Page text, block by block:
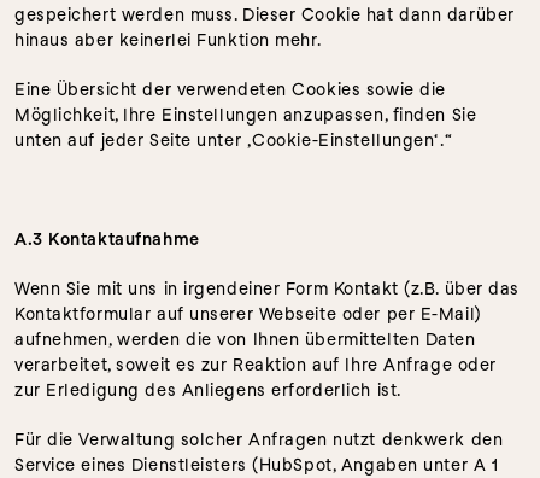
gespeichert werden muss. Dieser Cookie hat dann darüber
hinaus aber keinerlei Funktion mehr.
Eine Übersicht der verwendeten Cookies sowie die
Möglichkeit, Ihre Einstellungen anzupassen, finden Sie
unten auf jeder Seite unter ‚Cookie-Einstellungen‘.“
A.3 Kontaktaufnahme
Wenn Sie mit uns in irgendeiner Form Kontakt (z.B. über das
Kontaktformular auf unserer Webseite oder per E-Mail)
aufnehmen, werden die von Ihnen übermittelten Daten
verarbeitet, soweit es zur Reaktion auf Ihre Anfrage oder
zur Erledigung des Anliegens erforderlich ist.
Für die Verwaltung solcher Anfragen nutzt denkwerk den
Service eines Dienstleisters (HubSpot, Angaben unter A 1